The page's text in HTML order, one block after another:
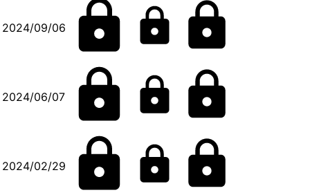
2024/09/06
2024/06/07
2024/02/29